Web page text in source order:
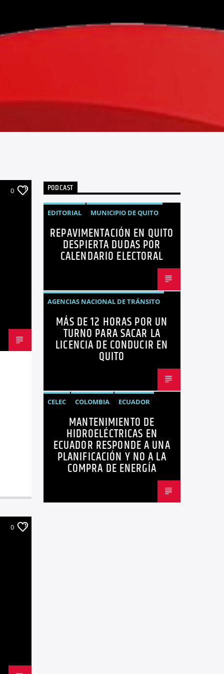
0
0
PODCAST
EDITORIAL
MUNICIPIO DE QUITO
NOTICIAS
OPINIÓN
QUITO
REPAVIMENTACIÓN
REPAVIMENTACIÓN EN QUITO
DESPIERTA DUDAS POR
CALENDARIO ELECTORAL
AGENCIAS NACIONAL DE TRÁNSITO
ECUADOR
LICENCIAS NOTICIAS
MÁS DE 12 HORAS POR UN
TURNO PARA SACAR LA
LICENCIA DE CONDUCIR EN
QUITO
CELEC COLOMBIA
ECUADOR
ENERGÍA
HIDROELÉCTRICAS
NOTICIAS
MANTENIMIENTO DE
HIDROELÉCTRICAS EN
ECUADOR RESPONDE A UNA
PLANIFICACIÓN Y NO A LA
COMPRA DE ENERGÍA